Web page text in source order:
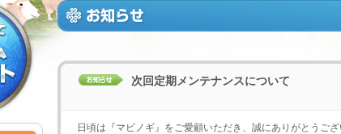
次回定期メンテナンスについて
日頃は『マビノギ』をご愛顧いただき、誠にありがとうござ